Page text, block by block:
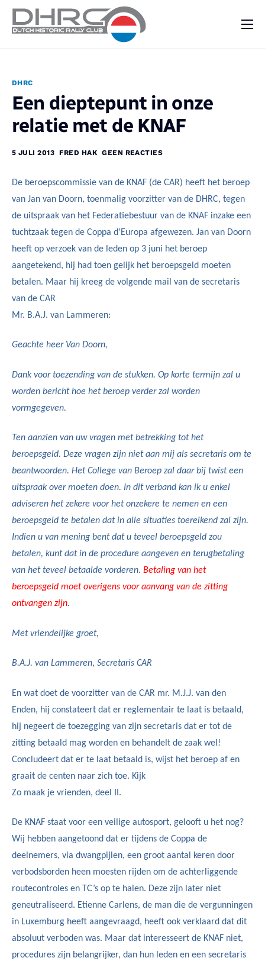
Vraag & Aanbod
Nieuws
DHRC
Een dieptepunt in onze
relatie met de KNAF
5 JULI 2013 FRED HAK GEEN REACTIES
De beroepscommissie van de KNAF (de CAR) heeft het beroep
van Jan van Doorn, toenmalig voorzitter van de DHRC, tegen
de uitspraak van het Federatiebestuur van de KNAF inzake een
tuchtzaak tegen de Coppa d’Europa afgewezen. Jan van Doorn
heeft op verzoek van de leden op 3 juni het beroep
aangetekend, hij had toen gelijk het beroepsgeld moeten
betalen. Maar hij kreeg de volgende mail van de secretaris
van de CAR
Mr. B.A.J. van Lammeren:
Geachte heer Van Doorn,
Dank voor toezending van de stukken. Op korte termijn zal u
worden bericht hoe het beroep verder zal worden
vormgegeven.
Ten aanzien van uw vragen met betrekking tot het
beroepsgeld. Deze vragen zijn niet aan mij als secretaris om te
beantwoorden. Het College van Beroep zal daar bij twist een
uitspraak over moeten doen. In dit verband kan ik u enkel
adviseren het zekere voor het onzekere te nemen en een
beroepsgeld te betalen dat in alle situaties toereikend zal zijn.
Indien u van mening bent dat u teveel beroepsgeld zou
betalen, kunt dat in de procedure aangeven en terugbetaling
van het teveel betaalde vorderen. Betaling van het
beroepsgeld moet overigens voor aanvang van de zitting
ontvangen zijn.
Met vriendelijke groet,
B.A.J. van Lammeren, Secretaris CAR
En wat doet de voorzitter van de CAR mr. M.J.J. van den
Enden, hij constateert dat er reglementair te laat is betaald,
hij negeert de toezegging van zijn secretaris dat er tot de
zitting betaald mag worden en behandelt de zaak wel!
Concludeert dat er te laat betaald is, wijst het beroep af en
graait de centen naar zich toe. Kijk
Zo maak je vrienden, deel II.
De KNAF staat voor een veilige autosport, gelooft u het nog?
Wij hebben aangetoond dat er tijdens de Coppa de
deelnemers, via dwangpijlen, een groot aantal keren door
verbodsborden heen moesten rijden om de achterliggende
routecontroles en TC’s op te halen. Deze zijn later niet
geneutraliseerd. Etienne Carlens, de man die de vergunningen
in Luxemburg heeft aangevraagd, heeft ook verklaard dat dit
absoluut verboden was. Maar dat interesseert de KNAF niet,
procedures zijn belangrijker, dan hun leden en een secretaris